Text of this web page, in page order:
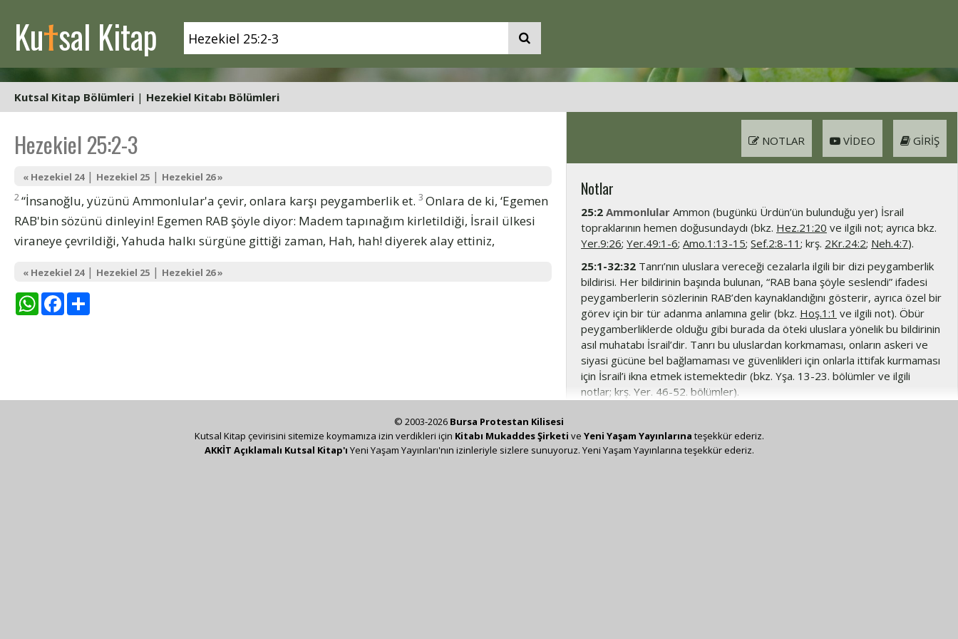
Kutsal Kitap
Kutsal Kitap Bölümleri | Hezekiel Kitabı Bölümleri
Hezekiel 25:2-3
« Hezekiel 24| Hezekiel 25 | Hezekiel 26 »
2“İnsanoğlu, yüzünü Ammonlular'a çevir, onlara karşı peygamberlik et. 3 Onlara de ki, ‘Egemen
RAB'bin sözünü dinleyin! Egemen RAB şöyle diyor: Madem tapınağım kirletildiği, İsrail ülkesi
viraneye çevrildiği, Yahuda halkı sürgüne gittiği zaman, Hah, hah! diyerek alay ettiniz,
« Hezekiel 24| Hezekiel 25 | Hezekiel 26 »
WhatsAppFacebook
GIRIŞ
VIDEO
NOTLAR
Notlar
25:2 Ammonlular Ammon (bugünkü Ürdün’ün bulunduğu yer) İsrail
topraklarının hemen doğusundaydı (bkz. Hez.21:20 ve ilgili not; ayrıca bkz.
Yer.9:26; Yer.49:1-6; Amo.1:13-15; Sef.2:8-11 ; krş. 2Kr.24:2; Neh.4:7).
25:1-32:32 Tanrı’nın uluslara vereceği cezalarla ilgili bir dizi peygamberlik
bildirisi. Her bildirinin başında bulunan, “RAB bana şöyle seslendi” ifadesi
peygamberlerin sözlerinin RAB’den kaynaklandığını gösterir, ayrıca özel bir
görev için bir tür adanma anlamına gelir (bkz. Hoş.1:1 ve ilgili not). Öbür
peygamberliklerde olduğu gibi burada da öteki uluslara yönelik bu bildirinin
asıl muhatabı İsrail’dir. Tanrı bu uluslardan korkmaması, onların askeri ve
siyasi gücüne bel bağlamaması ve güvenlikleri için onlarla ittifak kurmaması
için İsrail’i ikna etmek istemektedir (bkz. Yşa. 13-23. bölümler ve ilgili
notlar; krş. Yer. 46-52. bölümler).
© 2003-2026 Bursa Protestan Kilisesi
Kutsal Kitap çevirisini sitemize koymamıza izin verdikleri için Kitabı Mukaddes Şirketi ve Yeni Yaşam Yayınlarına teşekkür ederiz.
AKKİT Açıklamalı Kutsal Kitap'ı Yeni Yaşam Yayınları'nın izinleriyle sizlere sunuyoruz. Yeni Yaşam Yayınlarına teşekkür ederiz.